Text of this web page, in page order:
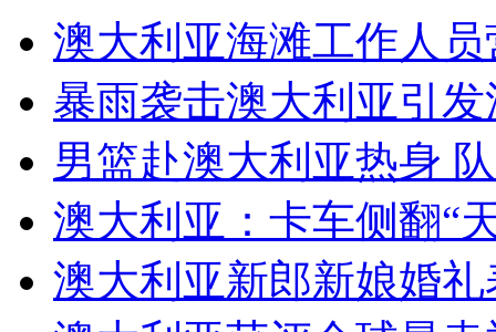
女孩北京地铁殴打老人 痛下狠手拳打脚踢
无痛分娩是否安全 医生回应
外交部：反对强权政治霸凌主义
外交部：有关国家言论片面不公正
澳大利亚海滩工作人
暴雨袭击澳大利亚引
男篮赴澳大利亚热身
澳大利亚：卡车侧翻“
澳大利亚新郎新娘婚